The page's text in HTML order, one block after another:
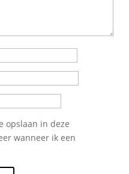
opslaan in deze
wanneer ik een